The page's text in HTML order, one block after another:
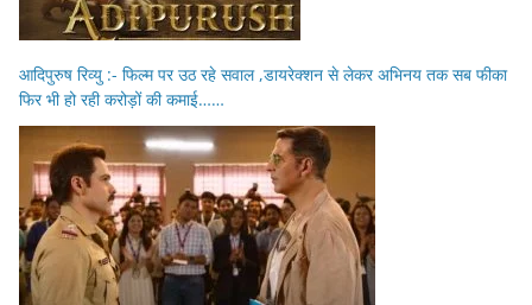
आदिपुरुष रिव्यु :- फिल्म पर उठ रहे सवाल ,डायरेक्शन से लेकर अभिनय तक सब फीका
फिर भी हो रही करोड़ों की कमाई……